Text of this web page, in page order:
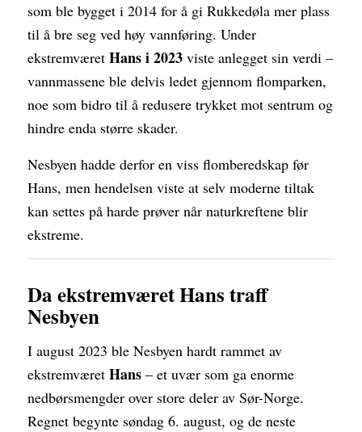
som ble bygget i 2014 for å gi Rukkedøla mer plass
til å bre seg ved høy vannføring. Under
ekstremværet Hans i 2023viste anlegget sin verdi –
vannmassene ble delvis ledet gjennom flomparken,
noe som bidro til å redusere trykket mot sentrum og
hindre enda større skader.
Nesbyen hadde derfor en viss flomberedskap før
Hans, men hendelsen viste at selv moderne tiltak
kan settes på harde prøver når naturkreftene blir
ekstreme.
Da ekstremværet Hans traff
Nesbyen
I august 2023 ble Nesbyen hardt rammet av
ekstremværet Hans– et uvær som ga enorme
nedbørsmengder over store deler av Sør-Norge.
Regnet begynte søndag 6. august, og de neste